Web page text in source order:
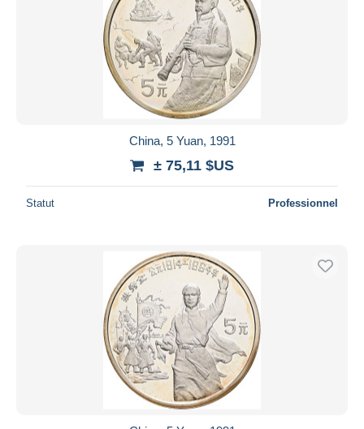
China, 5 Yuan, 1991
± 75,11 $US
Statut Professionnel